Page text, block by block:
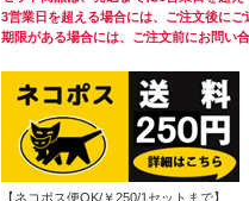
3営業日を超える場合には、ご注文後にご
期限がある場合には、ご注文前にお問い
【ネコポス便OK/￥250/1セットまで】